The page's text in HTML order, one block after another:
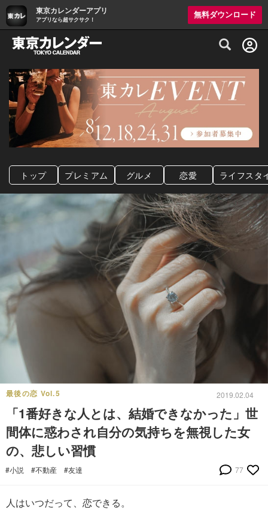
東京カレンダーアプリ
アプリなら超サクサク！
無料ダウンロード
グルメ情報・プレミアムレストラン予約
トップ プレミアム グルメ 恋愛 ライフスタ
最後の恋 Vol.5 2019.02.04
「1番好きな人とは、結婚できなかった」世
間体に惑わされ自分の気持ちを無視した女
の、悲しい習慣
#小説 #不動産 #友達 77
人はいつだって、恋できる。